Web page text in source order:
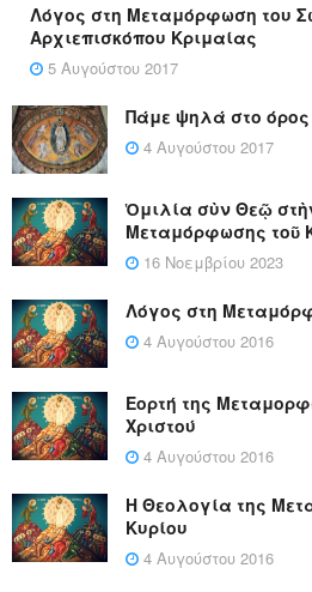
Λόγος στη Μεταμόρφωση του
Αρχιεπισκόπου Κριμαίας
5 Αυγούστου 2017
Πάμε ψηλά στο
4 Αυγούστου 2017
Ὁμιλία σὺν Θεῷ
Μεταμόρφωσης τοῦ
16 Νοεμβρίου 2023
Λόγος στη
4 Αυγούστου 2016
Εορτή της
Χριστού
4 Αυγούστου 2016
Η Θεολογία της
Κυρίου
4 Αυγούστου 2016